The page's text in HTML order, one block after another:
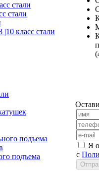
стали
стали
класс стали
подъема
подъема
Я
с